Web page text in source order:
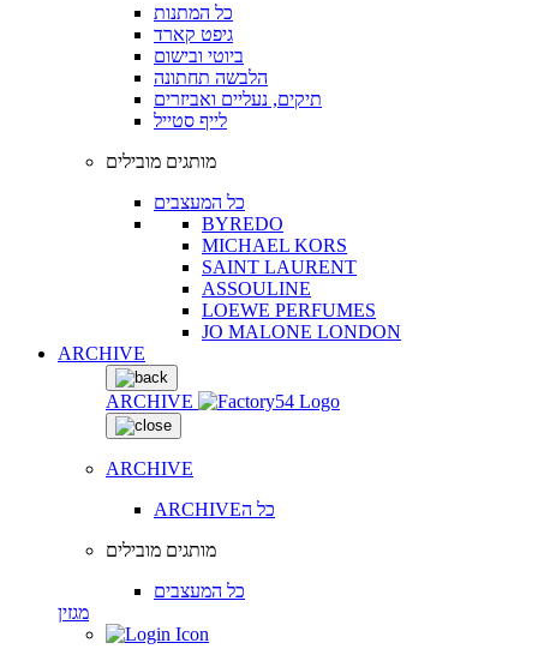
כל המתנות
גיפט קארד
ביוטי ובישום
הלבשה תחתונה
תיקים, נעליים ואביזרים
לייף סטייל
מותגים מובילים
כל המעצבים
BYREDO
MICHAEL KORS
SAINT LAURENT
ASSOULINE
LOEWE PERFUMES
JO MALONE LONDON
ARCHIVE
ARCHIVE
ARCHIVE
ARCHIVEכל ה
מותגים מובילים
כל המעצבים
מגזין